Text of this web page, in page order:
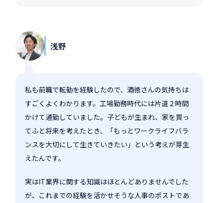
浅野
私も前職で転勤を経験したので、酒徳さんの気持ちは
すごくよくわかります。工場勤務時代には片道２時間
かけて通勤していました。子どもが生まれ、家を買っ
てふと将来を考えたとき、「もっとワークライフバラ
ンスを大切にして生きていきたい」という考えが芽生
えたんです。
実はIT業界に関する知識はほとんどありませんでした
が、これまでの経験を活かせそうな人事のポストであ